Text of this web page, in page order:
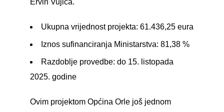
Ervin Vujica.
Ukupna vrijednost projekta: 61.436,25 eura
Iznos sufinanciranja Ministarstva: 81,38 %
Razdoblje provedbe: do 15. listopada
2025. godine
Ovim projektom Općina Orle još jednom